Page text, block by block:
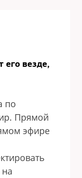
его везде,
по
Прямой
эфире